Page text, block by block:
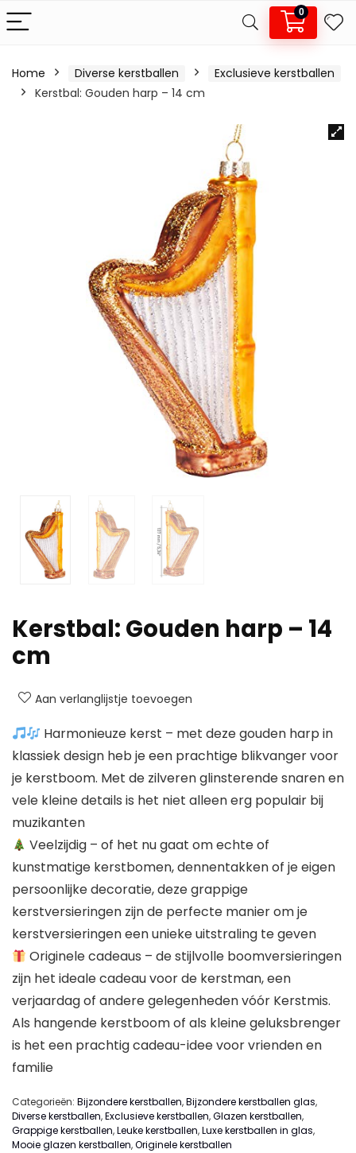
0
Home Diverse kerstballen
Exclusieve kerstballen
Kerstbal: Gouden harp – 14 cm
Kerstbal: Gouden harp – 14
cm
Aan verlanglijstje toevoegen
Harmonieuze kerst – met deze gouden harp in
klassiek design heb je een prachtige blikvanger voor
je kerstboom. Met de zilveren glinsterende snaren en
vele kleine details is het niet alleen erg populair bij
muzikanten
Veelzijdig – of het nu gaat om echte of
kunstmatige kerstbomen, dennentakken of je eigen
persoonlijke decoratie, deze grappige
kerstversieringen zijn de perfecte manier om je
kerstversieringen een unieke uitstraling te geven
Originele cadeaus – de stijlvolle boomversieringen
zijn het ideale cadeau voor de kerstman, een
verjaardag of andere gelegenheden vóór Kerstmis.
Als hangende kerstboom of als kleine geluksbrenger
is het een prachtig cadeau-idee voor vrienden en
familie
Categorieën: Bijzondere kerstballen,Bijzondere kerstballen glas,
Diverse kerstballen,Exclusieve kerstballen,Glazen kerstballen,
Grappige kerstballen,Leuke kerstballen,Luxe kerstballen in glas,
Mooie glazen kerstballen,Originele kerstballen